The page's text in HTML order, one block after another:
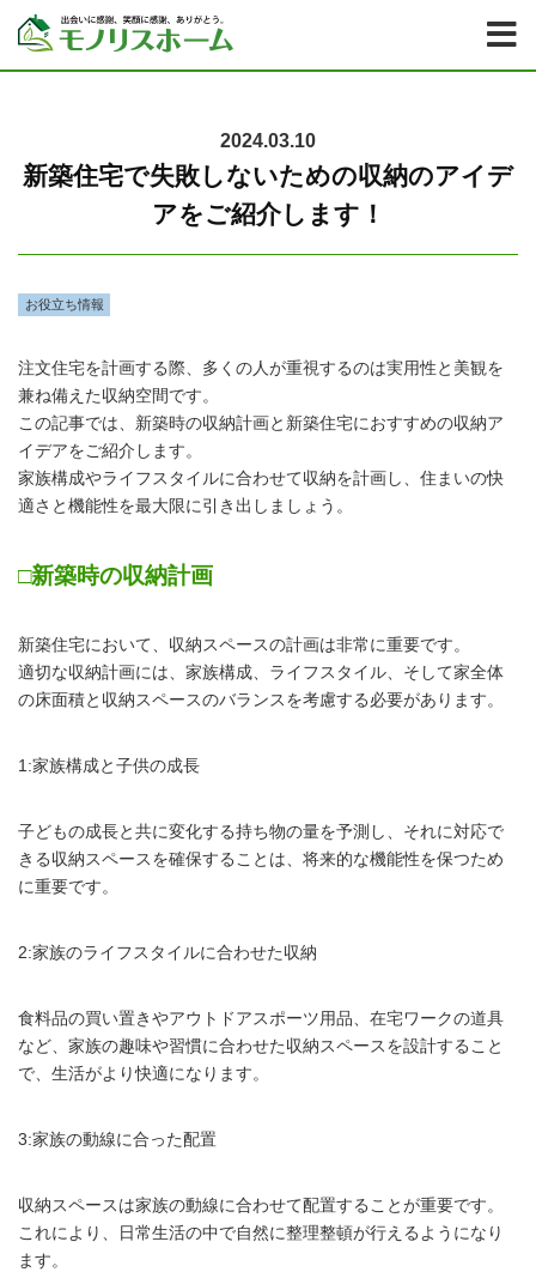
2024.03.10
新築住宅で失敗しないための収納のアイデ
アをご紹介します！
お役立ち情報
注文住宅を計画する際、多くの人が重視するのは実用性と美観を
兼ね備えた収納空間です。
この記事では、新築時の収納計画と新築住宅におすすめの収納ア
イデアをご紹介します。
家族構成やライフスタイルに合わせて収納を計画し、住まいの快
適さと機能性を最大限に引き出しましょう。
□新築時の収納計画
新築住宅において、収納スペースの計画は非常に重要です。
適切な収納計画には、家族構成、ライフスタイル、そして家全体
の床面積と収納スペースのバランスを考慮する必要があります。
1:家族構成と子供の成長
子どもの成長と共に変化する持ち物の量を予測し、それに対応で
きる収納スペースを確保することは、将来的な機能性を保つため
に重要です。
2:家族のライフスタイルに合わせた収納
食料品の買い置きやアウトドアスポーツ用品、在宅ワークの道具
など、家族の趣味や習慣に合わせた収納スペースを設計すること
で、生活がより快適になります。
3:家族の動線に合った配置
収納スペースは家族の動線に合わせて配置することが重要です。
これにより、日常生活の中で自然に整理整頓が行えるようになり
ます。